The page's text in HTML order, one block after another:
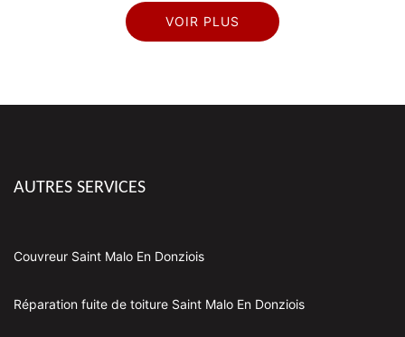
VOIR PLUS
AUTRES SERVICES
Couvreur Saint Malo En Donziois
Réparation fuite de toiture Saint Malo En Donziois